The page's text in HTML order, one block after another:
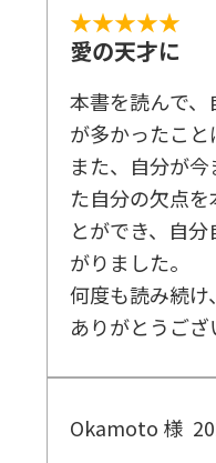
★★★★★
愛の天才に
本書を読んで
が多かったこと
また、自分が
た自分の欠点
とができ、自
がりました。
何度も読み続け
ありがとうござ
Okamoto 様